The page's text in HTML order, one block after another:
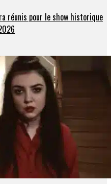
réunis pour le show historique